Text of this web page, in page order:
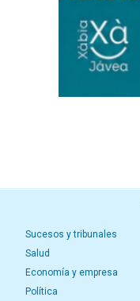
Sucesos y tribunales
Salud
Economía y empresa
Política